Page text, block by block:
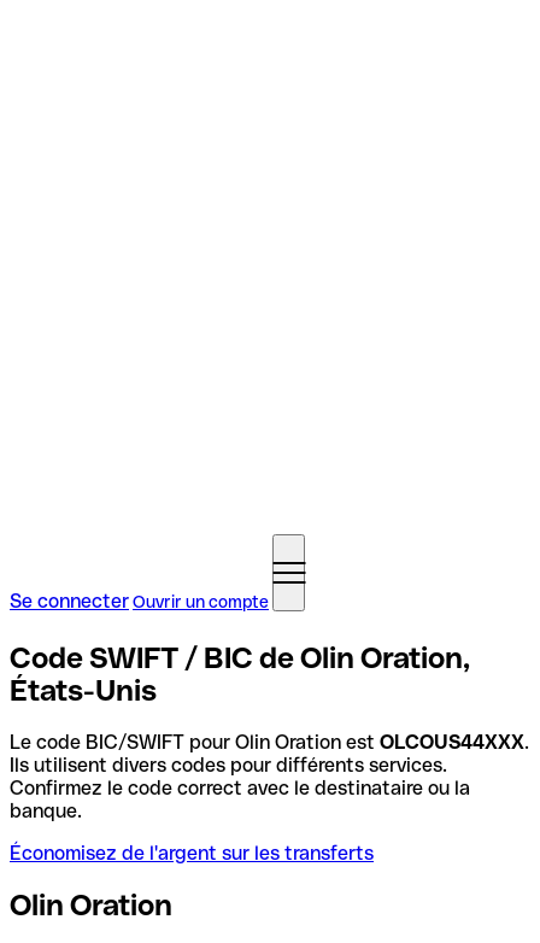
Se connecterOuvrir un compte
Code SWIFT / BIC de Olin Oration,
États-Unis
Le code BIC/SWIFT pour Olin Oration est OLCOUS44XXX.
Ils utilisent divers codes pour différents services.
Confirmez le code correct avec le destinataire ou la
banque.
Économisez de l'argent sur les transferts
Olin Oration